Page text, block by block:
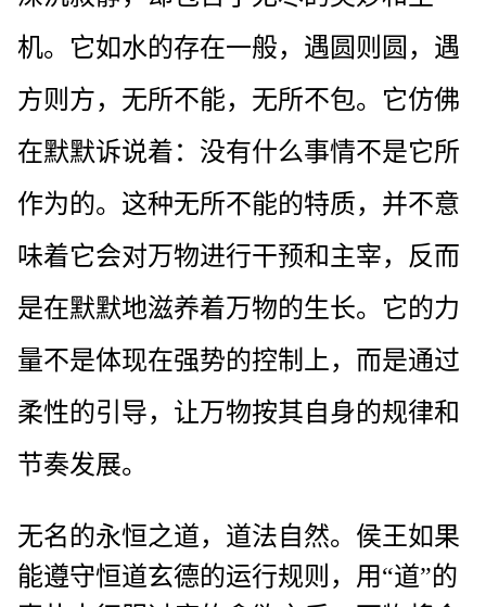
机。它如水的存在一般，遇圆则圆，遇
方则方，无所不能，无所不包。它仿佛
在默默诉说着：没有什么事情不是它所
作为的。这种无所不能的特质，并不意
味着它会对万物进行干预和主宰，反而
是在默默地滋养着万物的生长。它的力
量不是体现在强势的控制上，而是通过
柔性的引导，让万物按其自身的规律和
节奏发展。
无名的永恒之道，道法自然。侯王如果
能遵守恒道玄德的运行规则，用“道”的